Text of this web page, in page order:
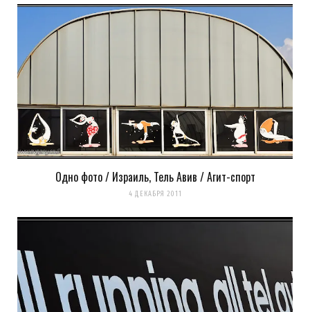
Одно фото / Израиль, Тель Авив / Агит-спорт
4 ДЕКАБРЯ 2011